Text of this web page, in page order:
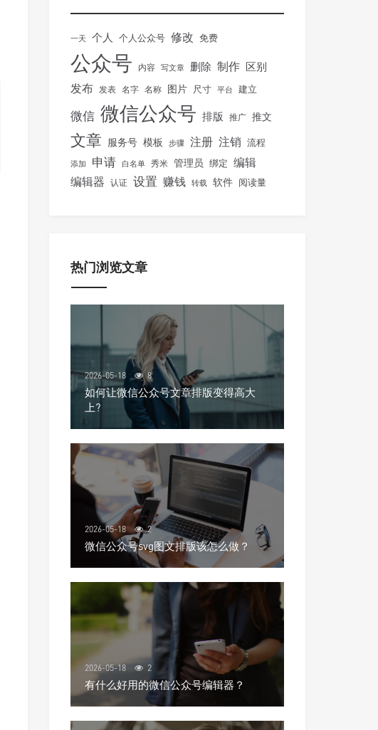
一天 个人 个人公众号 修改 免费
公众号 内容 写文章 删除 制作 区别
发布 发表 名字 名称 图片 尺寸 平台 建立
微信 微信公众号 排版 推广 推文
文章 服务号 模板 步骤 注册 注销 流程
添加 申请 白名单 秀米 管理员 绑定 编辑
编辑器
认证 设置 赚钱 转载 软件 阅读量
热门浏览文章
2026-05-18 8
如何让微信公众号文章排版变得高大
上?
2026-05-18 2
微信公众号svg图文排版该怎么做？
2026-05-18 2
有什么好用的微信公众号编辑器？